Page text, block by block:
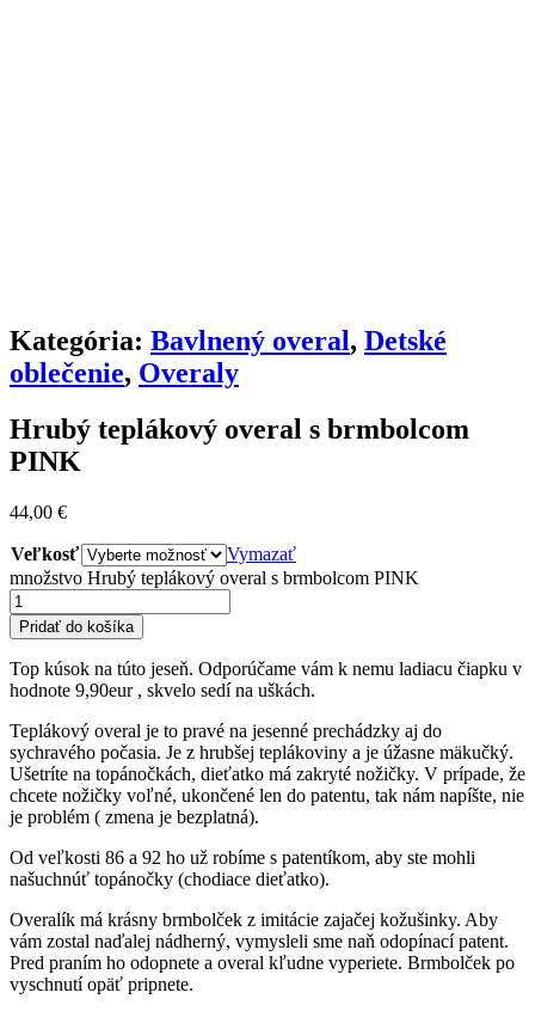
Kategória: Bavlnený overal, Detské
oblečenie, Overaly
Hrubý teplákový overal s brmbolcom
PINK
44,00 €
Veľkosť
Vymazať
množstvo Hrubý teplákový overal s brmbolcom PINK
Pridať do košíka
Top kúsok na túto jeseň. Odporúčame vám k nemu ladiacu čiapku v
hodnote 9,90eur , skvelo sedí na uškách.
Teplákový overal je to pravé na jesenné prechádzky aj do
sychravého počasia. Je z hrubšej teplákoviny a je úžasne mäkučký.
Ušetríte na topánočkách, dieťatko má zakryté nožičky. V prípade, že
chcete nožičky voľné, ukončené len do patentu, tak nám napíšte, nie
je problém ( zmena je bezplatná).
Od veľkosti 86 a 92 ho už robíme s patentíkom, aby ste mohli
našuchnúť topánočky (chodiace dieťatko).
Overalík má krásny brmbolček z imitácie zajačej kožušinky. Aby
vám zostal naďalej nádherný, vymysleli sme naň odopínací patent.
Pred praním ho odopnete a overal kľudne vyperiete. Brmbolček po
vyschnutí opäť pripnete.